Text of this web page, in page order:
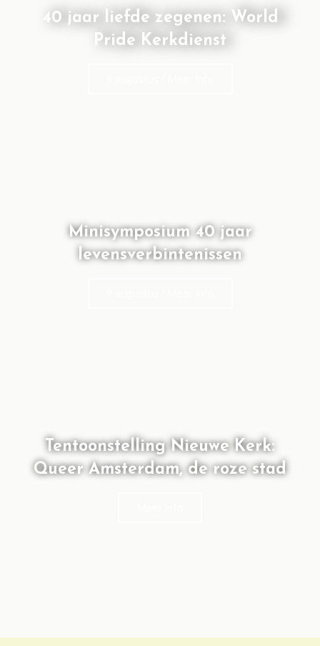
40 jaar liefde zegenen: World
Pride Kerkdienst
Minisymposium 40 jaar
levensverbintenissen
Tentoonstelling Nieuwe Kerk:
Queer Amsterdam, de roze stad